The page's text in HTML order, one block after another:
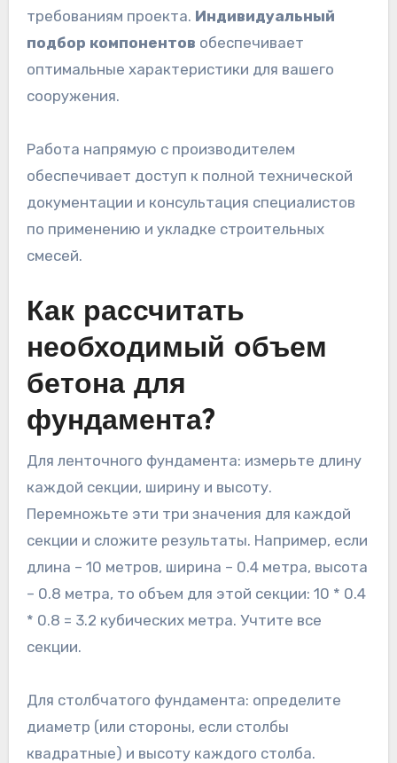
требованиям проекта. Индивидуальный
подбор компонентов обеспечивает
оптимальные характеристики для вашего
сооружения.
Работа напрямую с производителем
обеспечивает доступ к полной технической
документации и консультация специалистов
по применению и укладке строительных
смесей.
Как рассчитать
необходимый объем
бетона для
фундамента?
Для ленточного фундамента: измерьте длину
каждой секции, ширину и высоту.
Перемножьте эти три значения для каждой
секции и сложите результаты. Например, если
длина – 10 метров, ширина – 0.4 метра, высота
– 0.8 метра, то объем для этой секции: 10 * 0.4
* 0.8 = 3.2 кубических метра. Учтите все
секции.
Для столбчатого фундамента: определите
диаметр (или стороны, если столбы
квадратные) и высоту каждого столба.